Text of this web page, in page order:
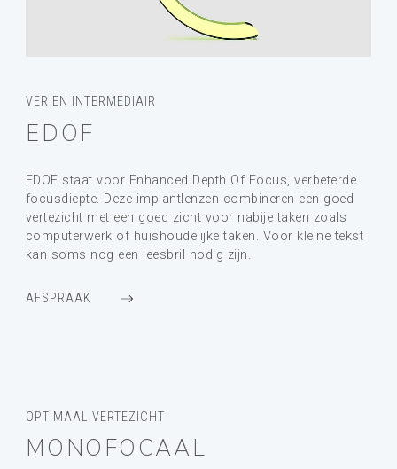
VER EN INTERMEDIAIR
EDOF
EDOF staat voor Enhanced Depth Of Focus, verbeterde
focusdiepte. Deze implantlenzen combineren een goed
vertezicht met een goed zicht voor nabije taken zoals
computerwerk of huishoudelijke taken. Voor kleine tekst
kan soms nog een leesbril nodig zijn.
AFSPRAAK
OPTIMAAL VERTEZICHT
MONOFOCAAL